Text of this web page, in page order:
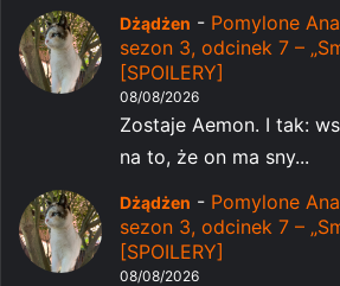
Dżądżen - Pomylone
sezon 3, odcinek 7 –
[SPOILERY]
08/08/2026
Zostaje Aemon. I tak:
na to, że on ma sny...
Dżądżen - Pomylone
sezon 3, odcinek 7 –
[SPOILERY]
08/08/2026